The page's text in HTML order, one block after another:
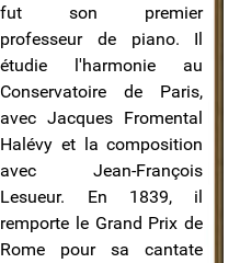
fut son premier
professeur de piano. Il
étudie l'harmonie au
Conservatoire de Paris,
avec Jacques Fromental
Halévy et la composition
avec Jean-François
Lesueur. En 1839, il
remporte le Grand Prix de
Rome pour sa cantate